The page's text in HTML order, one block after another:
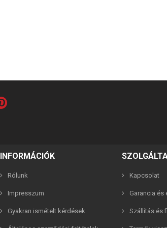
2,990 Ft
INFORMÁCIÓK
Rólunk
Impresszum
Gyakran ismételt kérdések
Kapcsolat
Garancia és
Szállítás és